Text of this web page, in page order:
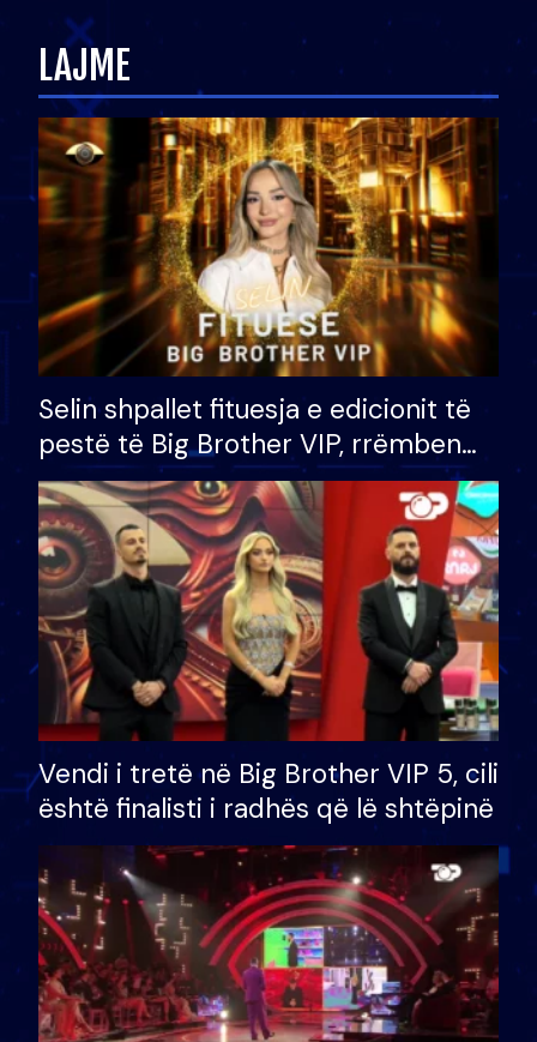
LAJME
Selin shpallet fituesja e edicionit të
pestë të Big Brother VIP, rrëmben
çmimin e madh prej 100 mijë eurosh
Vendi i tretë në Big Brother VIP 5, cili
është finalisti i radhës që lë shtëpinë